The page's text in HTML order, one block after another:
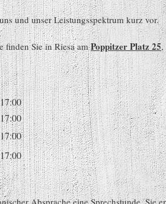
und unser Leistungsspektrum kurz vor.
finden Sie in Riesa amPoppitzer Platz 25,
Absprache eine Sprechstunde. Sie